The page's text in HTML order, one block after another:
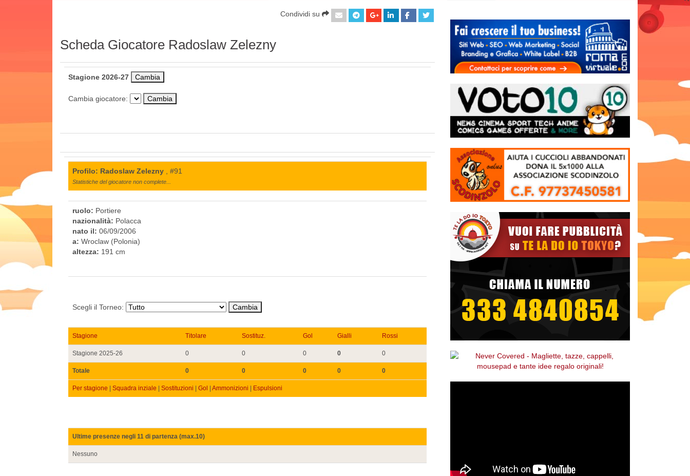
Condividi su
Scheda Giocatore Radoslaw Zelezny
Stagione 2026-27
Cambia giocatore:
Profilo: Radoslaw Zelezny , #91
Statistiche del giocatore non complete...
ruolo: Portiere
nazionalità: Polacca
nato il: 06/09/2006
a: Wroclaw (Polonia)
altezza: 191 cm
Scegli il Torneo:
Stagione Titolare Sostituz. Gol Gialli Rossi
Stagione 2025-26 0 0 0 0 0
Totale 0 0 0 0 0
Per stagione | Squadra inziale | Sostituzioni | Gol | Ammonizioni | Espulsioni
Ultime presenze negli 11 di partenza (max.10)
Nessuno